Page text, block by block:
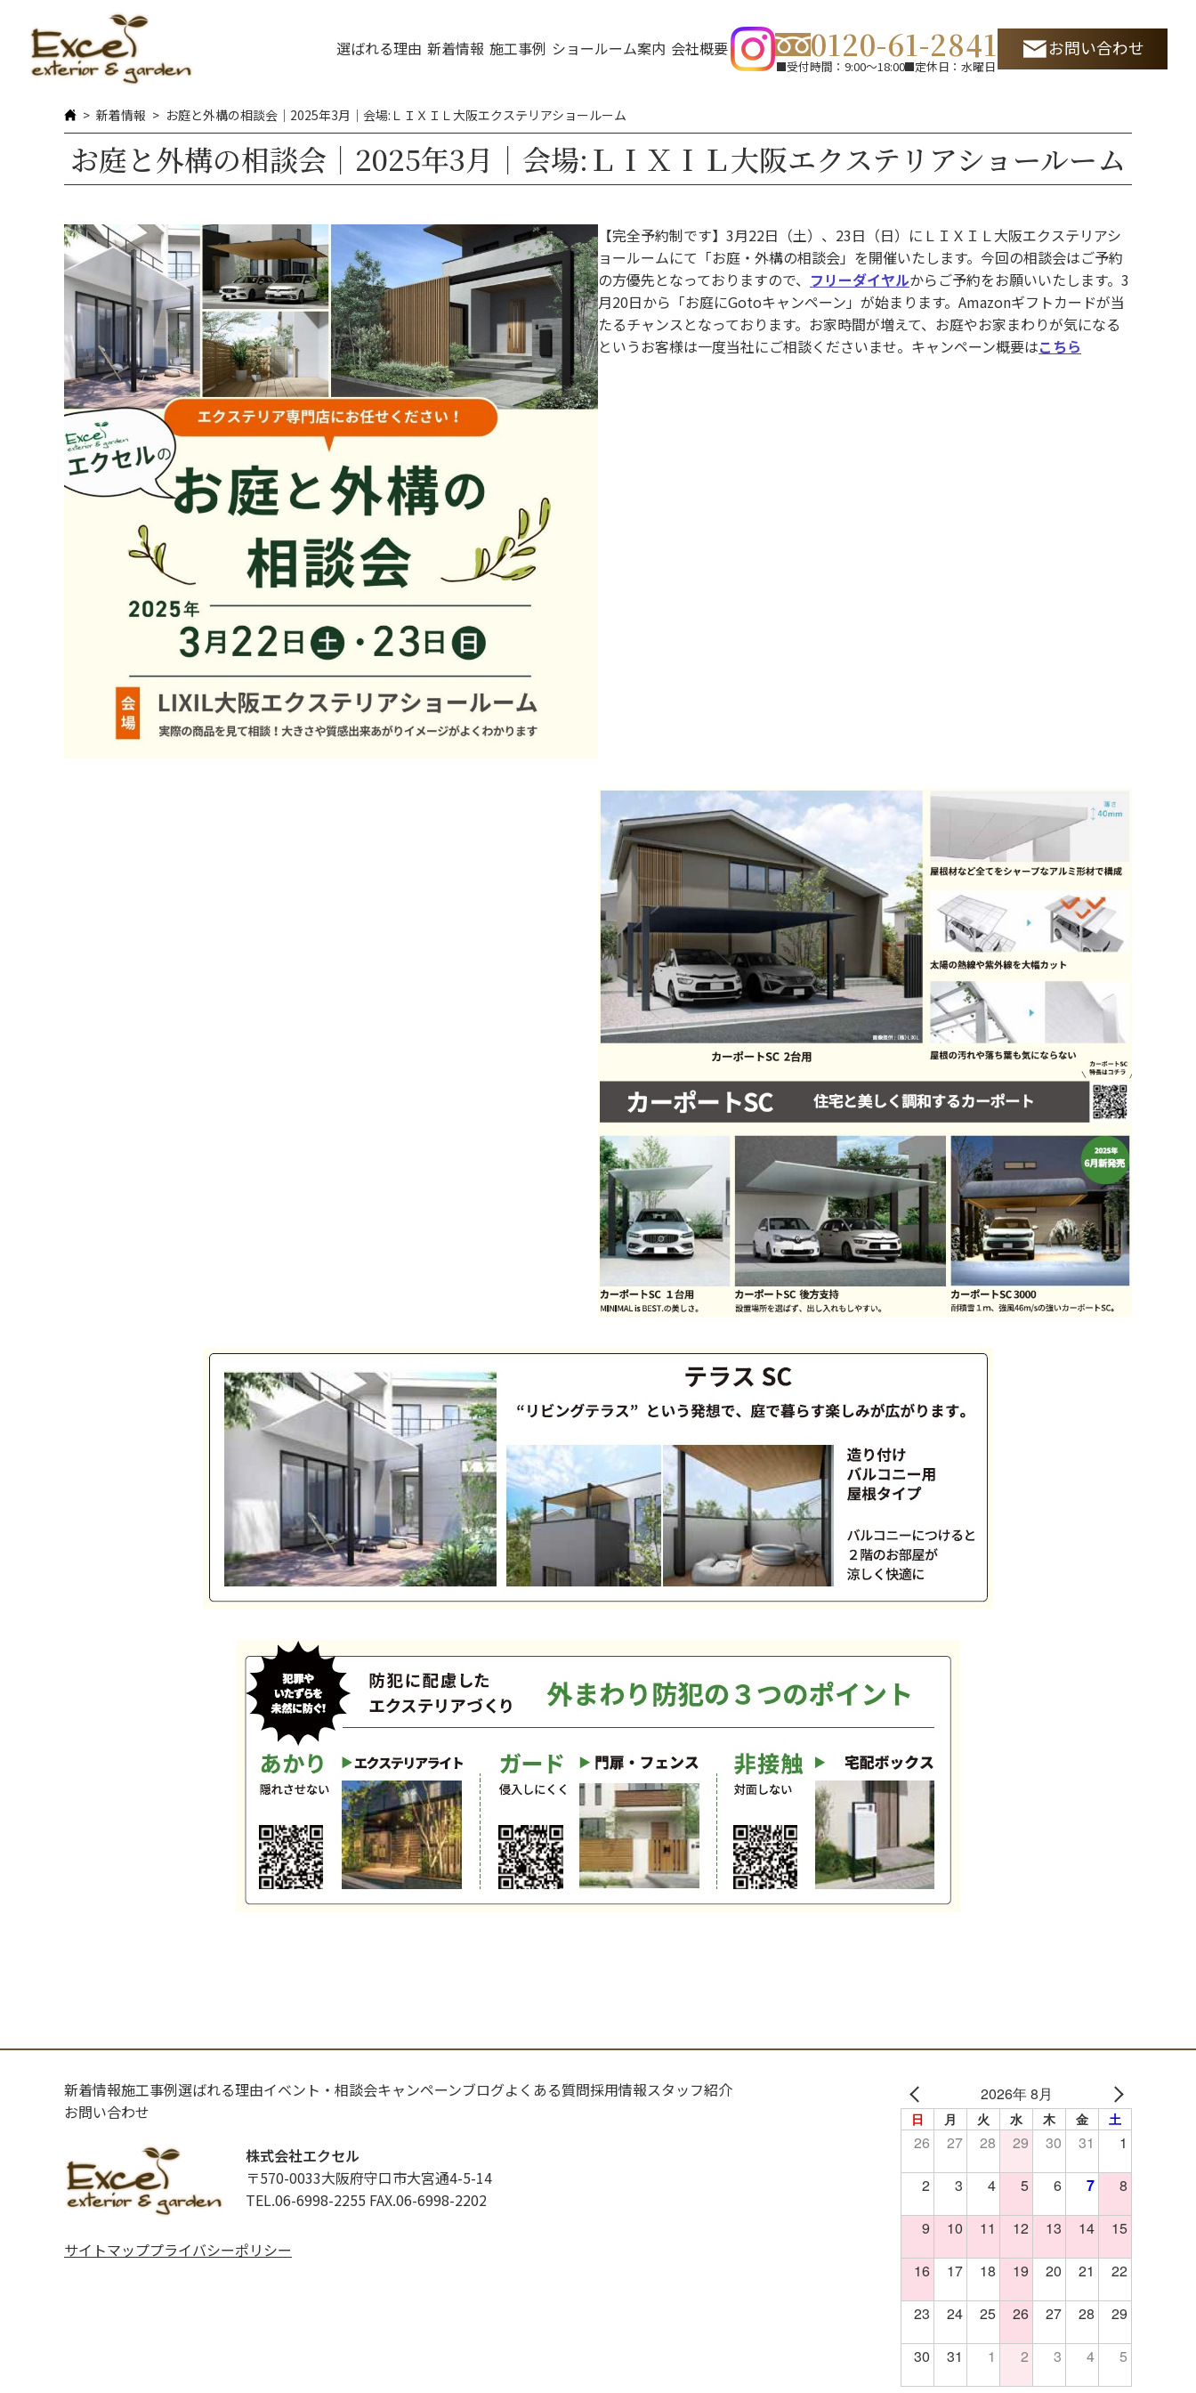
選ばれる理由 新着情報 施工事例 ショールーム案内 会社概要 0120-61-2841
受付時間：9:00～18:00 定休日：水曜日
お問い合わせ
新着情報 お庭と外構の相談会｜2025年3月｜会場:ＬＩＸＩＬ大阪エクステリアショールーム
お庭と外構の相談会｜2025年3月｜会場:ＬＩＸＩＬ大阪エクステリアショールーム
【完全予約制です】3月22日（土）、23日（日）にＬＩＸＩＬ大阪エクステリアシ
ョールームにて「お庭・外構の相談会」を開催いたします。今回の相談会はご予約
の方優先となっておりますので、 フリーダイヤルからご予約をお願いいたします。 3
月20日から「お庭にGotoキャンペーン」が始まります。Amazonギフトカードが当
たるチャンスとなっております。お家時間が増えて、お庭やお家まわりが気になる
というお客様は一度当社にご相談くださいませ。キャンペーン概要はこちら
新着情報施工事例選ばれる理由イベント・相談会キャンペーンブログよくある質問採用情報スタッフ紹介
お問い合わせ
2026年 8月
日 月 火 水 木 金 土
26 27 28 29 30 31 1
2 3 4 5 6 7 8
9 10 11 12 13 14 15
16 17 18 19 20 21 22
23 24 25 26 27 28 29
30 31 1 2 3 4 5
株式会社エクセル
〒570-0033大阪府守口市大宮通4-5-14
TEL.06-6998-2255 FAX.06-6998-2202
サイトマッププライバシーポリシー